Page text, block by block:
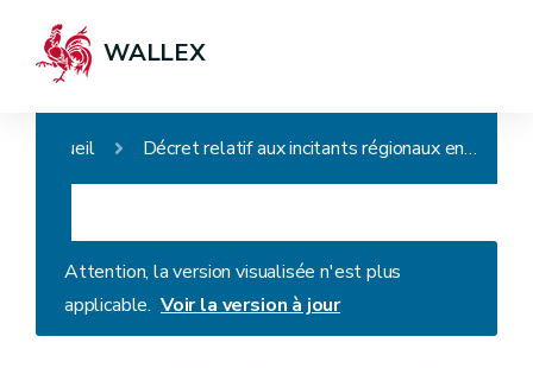
WALLEX
Accueil Décret relatif aux incitants régionaux en faveur des petites ou moyennes entreprises
Attention, la version visualisée n'est plus
applicable. Voir la version à jour